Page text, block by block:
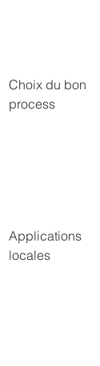
Choix du bon
process
Applications
locales